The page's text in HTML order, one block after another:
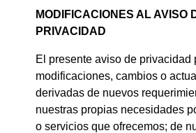
MODIFICACIONES AL AVISO
PRIVACIDAD
El presente aviso de privacidad
modificaciones, cambios o
derivadas de nuevos
nuestras propias necesidades
o servicios que ofrecemos; de